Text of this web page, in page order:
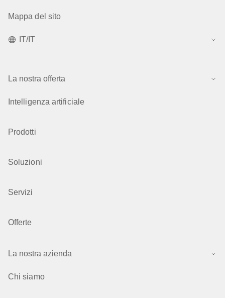
Mappa del sito
IT/IT
La nostra offerta
Intelligenza artificiale
Prodotti
Soluzioni
Servizi
Offerte
La nostra azienda
Chi siamo